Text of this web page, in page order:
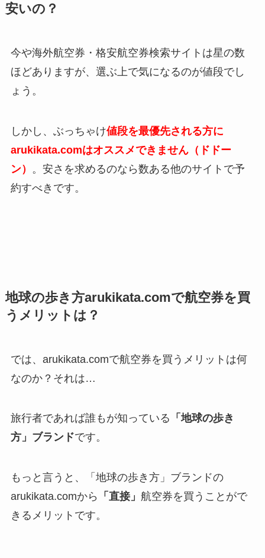
安いの？
今や海外航空券・格安航空券検索サイトは星の数
ほどありますが、選ぶ上で気になるのが値段でし
ょう。
しかし、ぶっちゃけ値段を最優先される方に
arukikata.comはオススメできません（ドドー
ン）
。安さを求めるのなら数ある他のサイトで予
約すべきです。
地球の歩き方arukikata.comで航空券を買
うメリットは？
では、arukikata.comで航空券を買うメリットは何
なのか？それは…
旅行者であれば誰もが知っている 「地球の歩き
方」ブランドです。
もっと言うと、「地球の歩き方」ブランドの
arukikata.comから
「直接」 航空券を買うことがで
きるメリットです。